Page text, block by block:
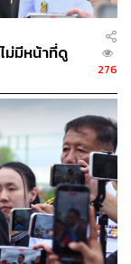
ยืนยันตัวตน
มรับผลงาน
นุนเศรษฐาถือ
ในฐานะนักการ
ล่าว
เศรษฐา ทวีสิน
ารเมือง
ม่มีหน้าที่ดู
276